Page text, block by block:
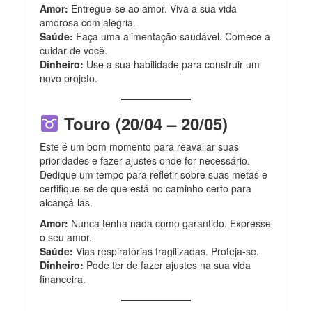
Amor: Entregue-se ao amor. Viva a sua vida
amorosa com alegria.
Saúde: Faça uma alimentação saudável. Comece a
cuidar de você.
Dinheiro: Use a sua habilidade para construir um
novo projeto.
Touro (20/04 – 20/05)
Este é um bom momento para reavaliar suas
prioridades e fazer ajustes onde for necessário.
Dedique um tempo para refletir sobre suas metas e
certifique-se de que está no caminho certo para
alcançá-las.
Amor: Nunca tenha nada como garantido. Expresse
o seu amor.
Saúde: Vias respiratórias fragilizadas. Proteja-se.
Dinheiro: Pode ter de fazer ajustes na sua vida
financeira.